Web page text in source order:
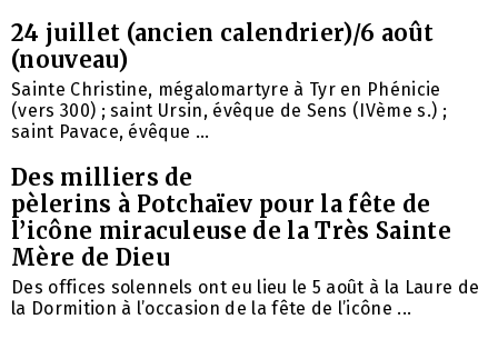
24 juillet (ancien calendrier)/6 août
(nouveau)
Sainte Christine, mégalomartyre à Tyr en Phénicie
(vers 300) ; saint Ursin, évêque de Sens (IVème s.) ;
saint Pavace, évêque ...
Des milliers de
pèlerins à Potchaïev pour la fête de
l’icône miraculeuse de la Très Sainte
Mère de Dieu
Des offices solennels ont eu lieu le 5 août à la Laure de
la Dormition à l’occasion de la fête de l’icône ...